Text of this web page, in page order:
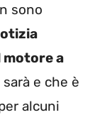
sono
motore a
e che è
alcuni